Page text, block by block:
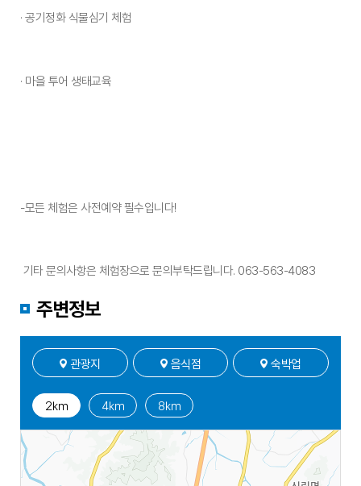
· 공기정화 식물심기 체험
· 마을 투어 생태교육
-모든 체험은 사전예약 필수입니다!
기타 문의사항은 체험장으로 문의부탁드립니다. 063-563-4083
주변정보
관광지 음식점 숙박업
2㎞ 4㎞ 8㎞